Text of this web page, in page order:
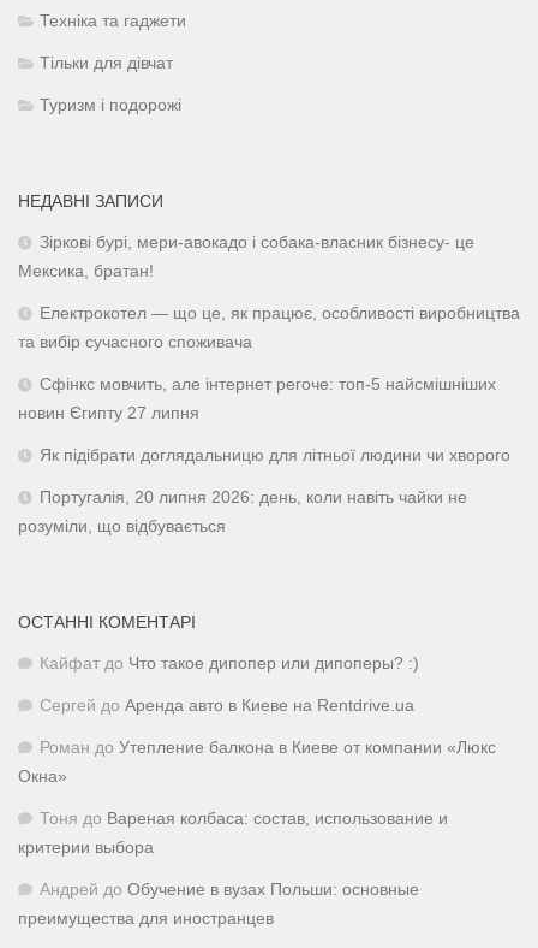
Техніка та гаджети
Тільки для дівчат
Туризм і подорожі
НЕДАВНІ ЗАПИСИ
Зіркові бурі, мери-авокадо і собака-власник бізнесу- це
Мексика, братан!
Електрокотел — що це, як працює, особливості виробництва
та вибір сучасного споживача
Сфінкс мовчить, але інтернет регоче: топ-5 найсмішніших
новин Єгипту 27 липня
Як підібрати доглядальницю для літньої людини чи хворого
Португалія, 20 липня 2026: день, коли навіть чайки не
розуміли, що відбувається
ОСТАННІ КОМЕНТАРІ
Кайфат до Что такое дипопер или дипоперы? :)
Сергей до Аренда авто в Киеве на Rentdrive.ua
Роман до Утепление балкона в Киеве от компании «Люкс
Окна»
Тоня до Вареная колбаса: состав, использование и
критерии выбора
Андрей до Обучение в вузах Польши: основные
преимущества для иностранцев